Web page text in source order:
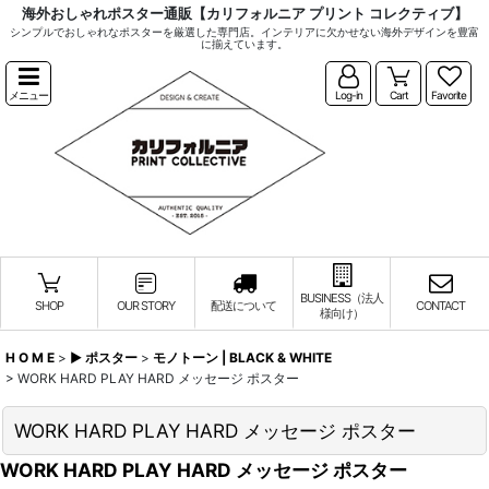
海外おしゃれポスター通販【カリフォルニア プリント コレクティブ】
シンプルでおしゃれなポスターを厳選した専門店。インテリアに欠かせない海外デザインを豊富
に揃えています。
メニュー Log-in Cart Favorite
SHOP OUR STORY 配送について
BUSINESS（法人
様向け）
CONTACT
H O M E > ▶︎ ポスター > モノトーン | BLACK & WHITE
> WORK HARD PLAY HARD メッセージ ポスター
WORK HARD PLAY HARD メッセージ ポスター
WORK HARD PLAY HARD メッセージ ポスター